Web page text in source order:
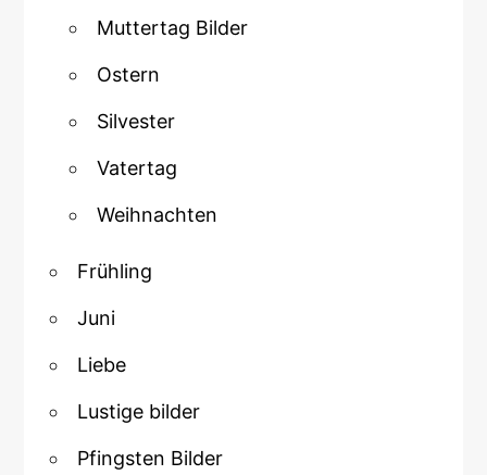
Muttertag Bilder
Ostern
Silvester
Vatertag
Weihnachten
Frühling
Juni
Liebe
Lustige bilder
Pfingsten Bilder